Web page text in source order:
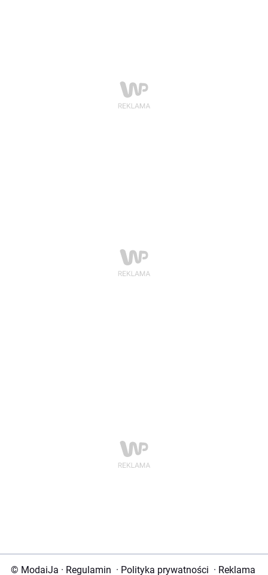
© ModaiJa · Regulamin · Polityka prywatności · Reklama